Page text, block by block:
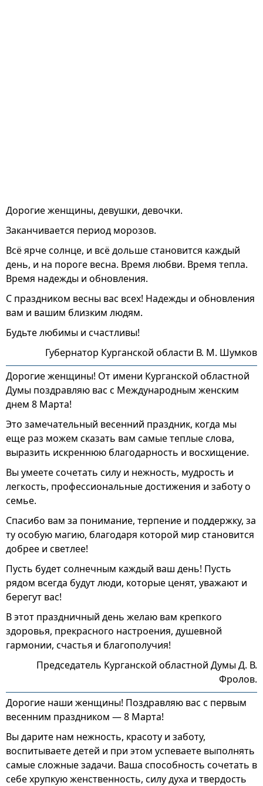
Дорогие женщины, девушки, девочки.
Заканчивается период морозов.
Всё ярче солнце, и всё дольше становится каждый
день, и на пороге весна. Время любви. Время тепла.
Время надежды и обновления.
С праздником весны вас всех! Надежды и обновления
вам и вашим близким людям.
Будьте любимы и счастливы!
Губернатор Курганской области В. М. Шумков
Дорогие женщины! От имени Курганской областной
Думы поздравляю вас с Международным женским
днем 8 Марта!
Это замечательный весенний праздник, когда мы
еще раз можем сказать вам самые теплые слова,
выразить искреннюю благодарность и восхищение.
Вы умеете сочетать силу и нежность, мудрость и
легкость, профессиональные достижения и заботу о
семье.
Спасибо вам за понимание, терпение и поддержку, за
ту особую магию, благодаря которой мир становится
добрее и светлее!
Пусть будет солнечным каждый ваш день! Пусть
рядом всегда будут люди, которые ценят, уважают и
берегут вас!
В этот праздничный день желаю вам крепкого
здоровья, прекрасного настроения, душевной
гармонии, счастья и благополучия!
Председатель Курганской областной Думы Д. В.
Фролов.
Дорогие наши женщины! Поздравляю вас с первым
весенним праздником — 8 Марта!
Вы дарите нам нежность, красоту и заботу,
воспитываете детей и при этом успеваете выполнять
самые сложные задачи. Ваша способность сочетать в
себе хрупкую женственность, силу духа и твердость